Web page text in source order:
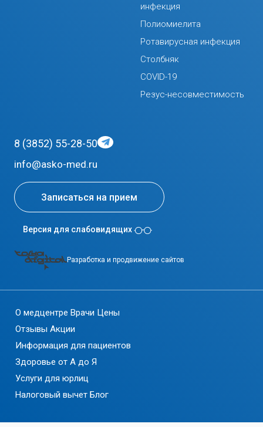
инфекция
Полиомиелита
Ротавирусная инфекция
Столбняк
COVID-19
Резус-несовместимость
8 (3852) 55-28-50
info@asko-med.ru
Записаться на прием
Версия для слабовидящих
Разработка и продвижение сайтов
О медцентре Врачи Цены
Отзывы Акции
Информация для пациентов
Здоровье от А до Я
Услуги для юрлиц
Налоговый вычет Блог